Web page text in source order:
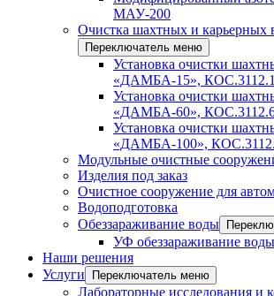
МАУ-200
Очистка шахтных и карьерных
Переключатель меню
Установка очистки
«ДАМБА-15»,
Установка очистки
«ДАМБА-60»,
Установка очистки
«ДАМБА-100»,
Модульные очистные
Изделия под заказ
Очистное сооружение для
Водоподготовка
Обеззараживание воды
УФ обеззараживание воды
Наши решения
Услуги
Переключатель меню
Лабораторные исследования и